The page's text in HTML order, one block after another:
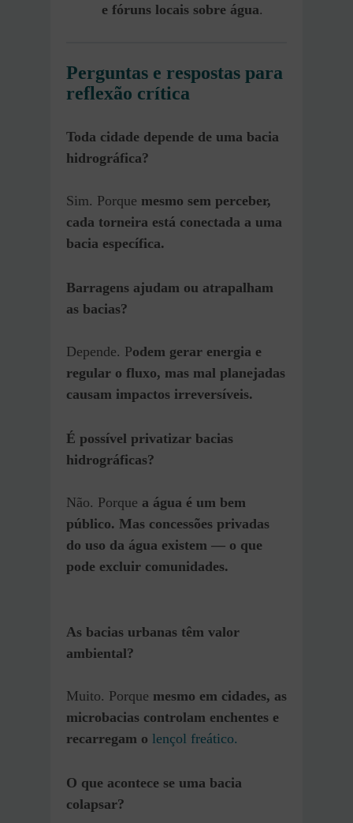
e fóruns locais sobre água.
Perguntas e respostas para
reflexão crítica
Toda cidade depende de uma bacia
hidrográfica?
Sim. Porque mesmo sem perceber,
cada torneira está conectada a uma
bacia específica.
Barragens ajudam ou atrapalham
as bacias?
Depende. Podem gerar energia e
regular o fluxo, mas mal planejadas
causam impactos irreversíveis.
É possível privatizar bacias
hidrográficas?
Não. Porque a água é um bem
público. Mas concessões privadas
do uso da água existem — o que
pode excluir comunidades.
As bacias urbanas têm valor
ambiental?
Muito. Porque mesmo em cidades, as
microbacias controlam enchentes e
recarregam o lençol freático.
O que acontece se uma bacia
colapsar?